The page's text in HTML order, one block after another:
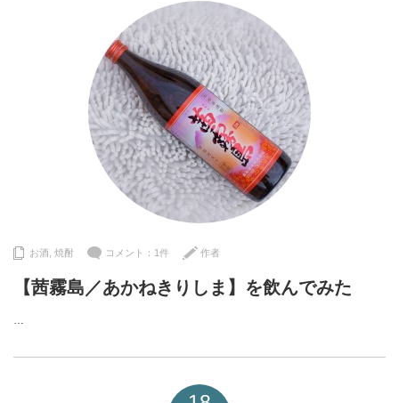
お酒 焼酎 コメント：1件 作者
【茜霧島／あかねきりしま】を飲んでみた
…